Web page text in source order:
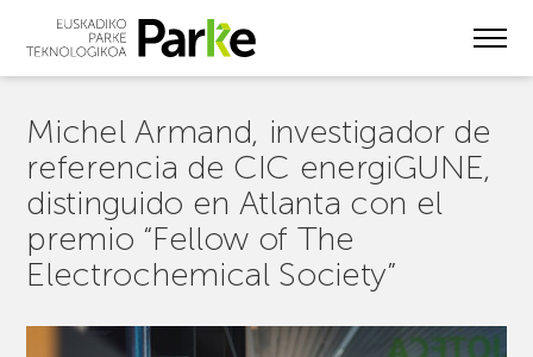
Michel Armand, investigador de
referencia de CIC energiGUNE,
distinguido en Atlanta con el
premio “Fellow of The
Electrochemical Society”